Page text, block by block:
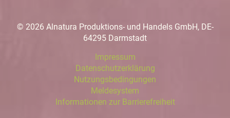
© 2026 Alnatura Produktions- und Handels GmbH, DE-
64295 Darmstadt
Impressum
Datenschutzerklärung
Nutzungsbedingungen
Meldesystem
Informationen zur Barrierefreiheit